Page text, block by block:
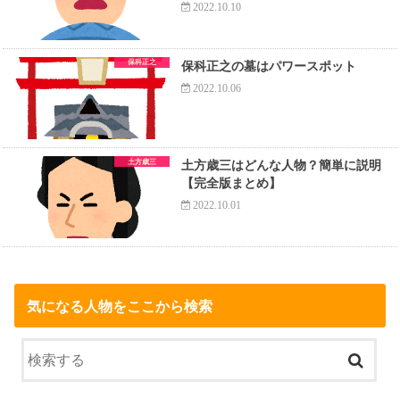
2022.10.10
保科正之 保科正之の墓はパワースポット
2022.10.06
土方歳三
土方歳三はどんな人物？簡単に説明
【完全版まとめ】
2022.10.01
気になる人物をここから検索